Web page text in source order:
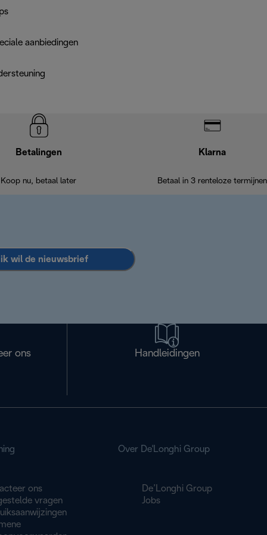
aanbiedingen
Betalingen
Koop nu, betaal later
Klarna
Betaal in 3 renteloze termijnen
ik wil de nieuwsbrief
ons Handleidingen
ons
vragen
Over De'Longhi Group
De’Longhi Group
Jobs